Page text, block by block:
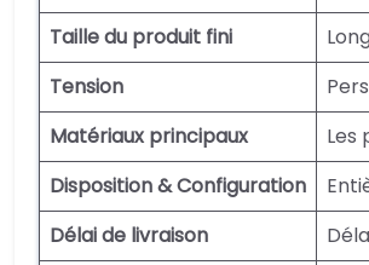
Taille du produit fini
Tension
Matériaux principaux
Les
Disposition & Configuration
Délai de livraison